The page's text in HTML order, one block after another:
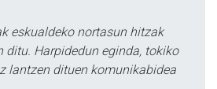
eskualdeko nortasun hitzak
ditu. Harpidedun eginda, tokiko
lantzen dituen komunikabidea